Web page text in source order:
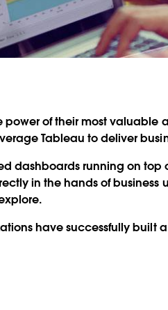
of their most valuable
Tableau to deliver
dashboards running on top
in the hands of business
have successfully built